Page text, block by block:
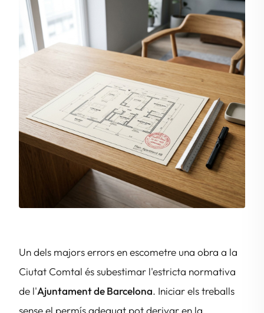
Un dels majors errors en escometre una obra a la
Ciutat Comtal és subestimar l'estricta normativa
de l'Ajuntament de Barcelona. Iniciar els treballs
sense el permís adequat pot derivar en la